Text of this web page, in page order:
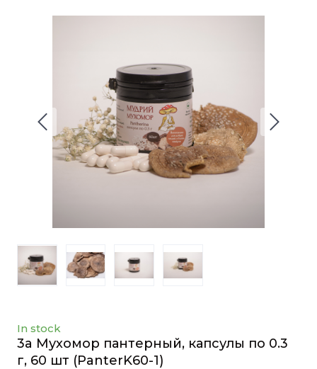
In stock
3a Мухомор пантерный, капсулы по 0.3
г, 60 шт (PanterK60-1)